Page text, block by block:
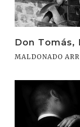
Don Tomás,
MALDONADO